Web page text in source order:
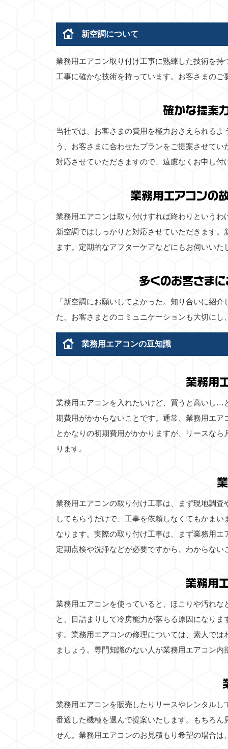
新空調について
業務用エアコン取り付け工事に熟練した技術を
工事に確かな技術を持っています。お客さまの
確かな提案
当社では、お客さまの費用を極力おさえられる
う、お客さまに合わせたプランをご提案させて
対応させていただきますので、遠慮なくお申し付
業務用エアコンの
業務用エアコンは取り付けすれば終わりという
新空調ではしっかりと対応させていただきます
ます。定期的なアフターケアなどにもお伺いい
多くのお客さま
「新空調にお願いしてよかった。知り合いに紹
た、お客さまとのコミュニケーションも大切に
業務用エアコンの豆知識
業務用
業務用エアコンを入れたいけど、買うと高いし…
期費用がかからないことです。通常、業務用エ
とかなりの初期費用がかかりますが、リースな
ります。
業務用エアコンの取り付け工事は、まず現地調
してもらうだけで、工事を依頼しなくてもかま
なります。実際の取り付け工事は、まず業務用
定期点検や洗浄などが必要ですから、わからな
業務用
業務用エアコンを使っていると、ほこりや汚れ
と、目詰まりして冷房能力が落ちる原因になり
す。業務用エアコンの修理については、素人で
ましょう。専門知識のない人が業務用エアコン
業務用エアコンを販売したりリースやレンタル
番適した機種を選んで提案いたします。もちろ
せん。業務用エアコンのお見積もり希望の場合